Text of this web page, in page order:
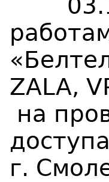
ZALA,
на
доступа
г.